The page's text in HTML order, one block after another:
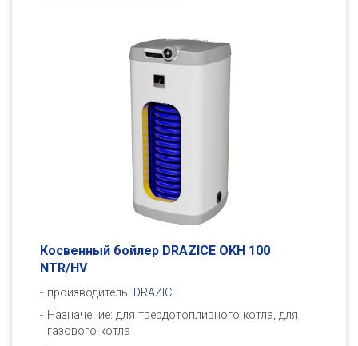
Косвенный бойлер DRAZICE OKH 100
NTR/HV
производитель: DRAZICE
Назначение: для твердотопливного котла, для
газового котла